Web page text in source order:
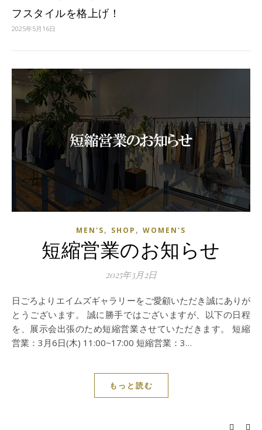
フスタイルを格上げ！
2025年5月16日
MEN'S, SHOP , WOMEN'S
短縮営業のお知らせ
2025年3月2日
日ごろよりエイムズギャラリーをご愛顧いただき誠にありが
とうございます。 誠に勝手ではございますが、以下の日程
を、展示会出張のため短縮営業させていただきます。 短縮
営業：3月6日(木) 11:00~17:00 短縮営業：3…
もっと読む